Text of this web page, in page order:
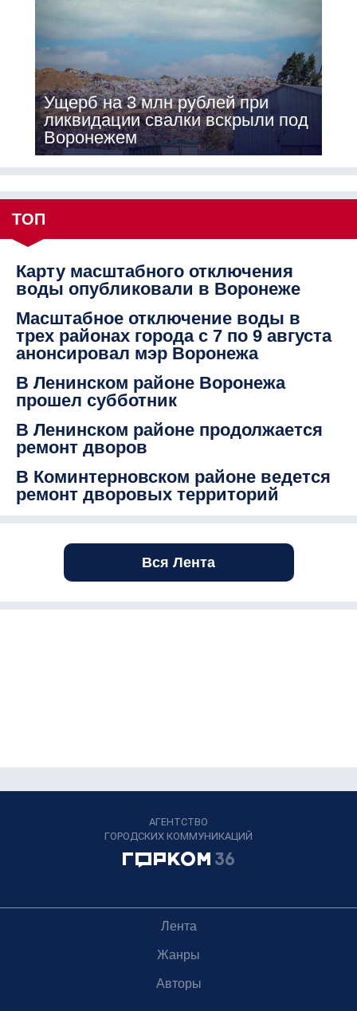
Ущерб на 3 млн рублей при
ликвидации свалки вскрыли под
Воронежем
ТОП
Карту масштабного отключения
воды опубликовали в Воронеже
Масштабное отключение воды в
трех районах города с 7 по 9 августа
анонсировал мэр Воронежа
В Ленинском районе Воронежа
прошел субботник
В Ленинском районе продолжается
ремонт дворов
В Коминтерновском районе ведется
ремонт дворовых территорий
Вся Лента
АГЕНТСТВО
ГОРОДСКИХ КОММУНИКАЦИЙ
Лента
Жанры
Авторы